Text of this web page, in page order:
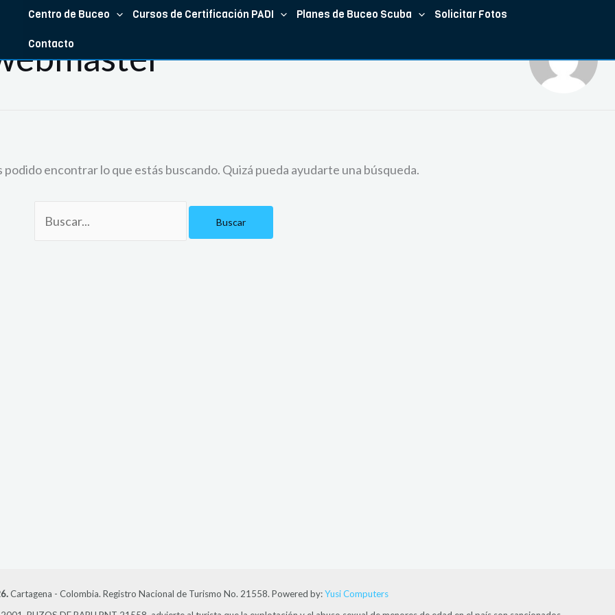
Centro de Buceo Cursos de Certificación PADI Planes de Buceo Scuba Solicitar Fotos
Contacto
podido encontrar lo que estás buscando. Quizá pueda ayudarte una búsqueda.
Buscar
Cartagena - Colombia. Registro Nacional de Turismo No. 21558. Powered by:Yusi Computers